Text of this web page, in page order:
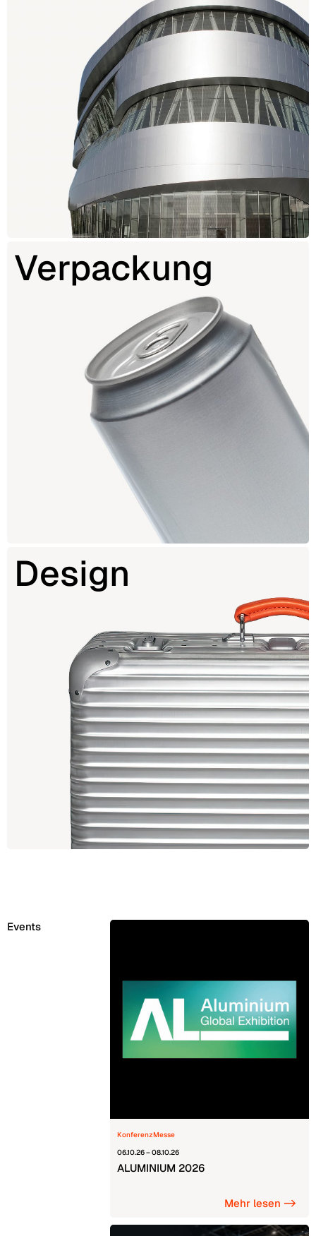
Verpackung
Design
Events
KonferenzMesse
06.10.26 – 08.10.26
ALUMINIUM 2026
Mehr lesen ->